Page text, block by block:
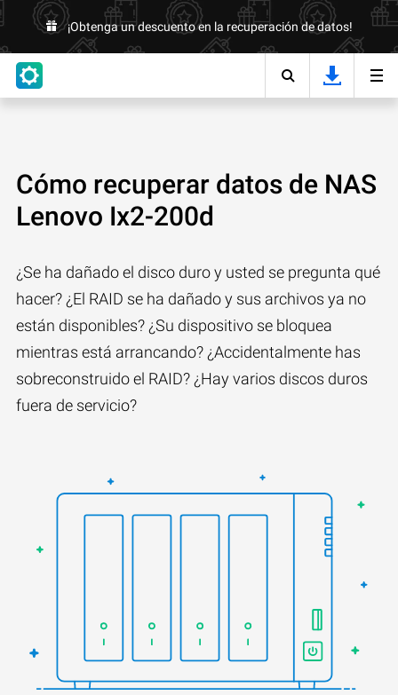
¡Obtenga un descuento en la recuperación de datos!
Cómo recuperar datos de NAS
Lenovo Ix2-200d
¿Se ha dañado el disco duro y usted se pregunta qué
hacer? ¿El RAID se ha dañado y sus archivos ya no
están disponibles? ¿Su dispositivo se bloquea
mientras está arrancando? ¿Accidentalmente has
sobreconstruido el RAID? ¿Hay varios discos duros
fuera de servicio?